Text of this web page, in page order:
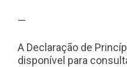
—
A Declaração de
disponível para